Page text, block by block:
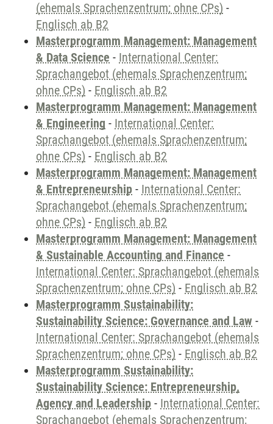
(ehemals Sprachenzentrum; ohne CPs) -
Englisch ab B2
Masterprogramm Management: Management
& Data Science - International Center:
Sprachangebot (ehemals Sprachenzentrum;
ohne CPs) - Englisch ab B2
Masterprogramm Management: Management
& Engineering - International Center:
Sprachangebot (ehemals Sprachenzentrum;
ohne CPs) - Englisch ab B2
Masterprogramm Management: Management
& Entrepreneurship - International Center:
Sprachangebot (ehemals Sprachenzentrum;
ohne CPs) - Englisch ab B2
Masterprogramm Management: Management
& Sustainable Accounting and Finance -
International Center: Sprachangebot (ehemals
Sprachenzentrum; ohne CPs) - Englisch ab B2
Masterprogramm Sustainability:
Sustainability Science: Governance and Law -
International Center: Sprachangebot (ehemals
Sprachenzentrum; ohne CPs) - Englisch ab B2
Masterprogramm Sustainability:
Sustainability Science: Entrepreneurship,
Agency and Leadership - International Center:
Sprachangebot (ehemals Sprachenzentrum;